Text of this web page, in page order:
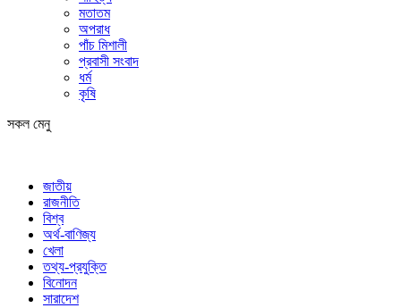
মতাতম
অপরাধ
পাঁচ মিশালী
প্রবাসী সংবাদ
ধর্ম
কৃষি
সকল মেনু
জাতীয়
রাজনীতি
বিশ্ব
অর্থ-বাণিজ্য
খেলা
তথ্য-প্রযুক্তি
বিনোদন
সারাদেশ